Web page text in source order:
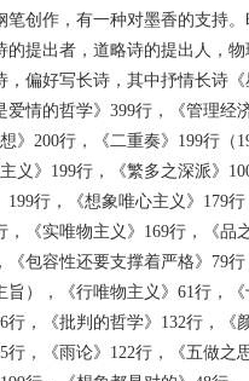
创作，有一种对墨香的支持
提出者，道略诗的提出人，
偏好写长诗，其中抒情长诗《
情的哲学》399行，《管理经
》200行，《二重奏》199行（
义》199行，《繁多之深派》
行，《想象唯心主义》179
《实唯物主义》169行，《品
《包容性还要支撑着严格》79
），《行唯物主义》61行，
，《批判的哲学》132行，《
，《雨论》122行，《五做之